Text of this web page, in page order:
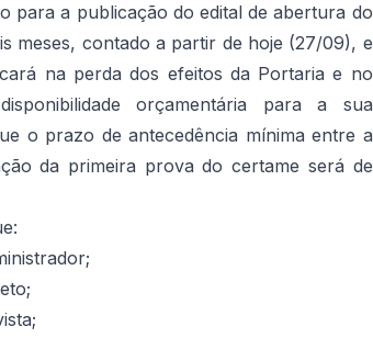
para a publicação do edital de abertura do
meses, contado a partir de hoje (27/09), e
na perda dos efeitos da Portaria e no
orçamentária para a sua
o prazo de antecedência mínima entre a
da primeira prova do certame será de